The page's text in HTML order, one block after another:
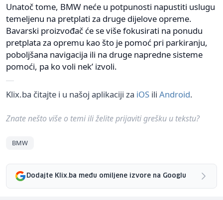
Unatoč tome, BMW neće u potpunosti napustiti uslugu
temeljenu na pretplati za druge dijelove opreme.
Bavarski proizvođač će se više fokusirati na ponudu
pretplata za opremu kao što je pomoć pri parkiranju,
poboljšana navigacija ili na druge napredne sisteme
pomoći, pa ko voli nek’ izvoli.
Klix.ba čitajte i u našoj aplikaciji za iOS ili Android.
Znate nešto više o temi ili želite prijaviti grešku u tekstu?
BMW
Dodajte Klix.ba među omiljene izvore na Googlu